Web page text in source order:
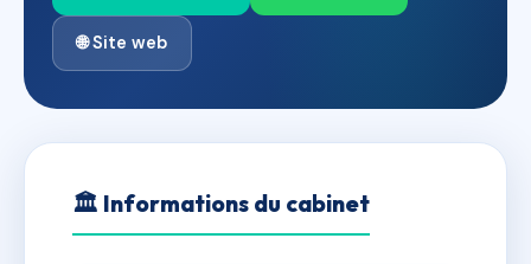
🌐 Site web
🏛 Informations du cabinet